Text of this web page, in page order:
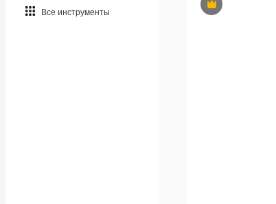
Все инструменты
Премиум